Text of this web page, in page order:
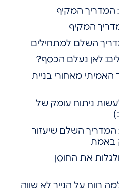
המקיף
השלם למתחילים
לאן נעלם הכסף?
מאחורי בניית
ניתוח עומק של
השלם שיעזור
באמת
את החוסן
רווח על הנייר לא שווה